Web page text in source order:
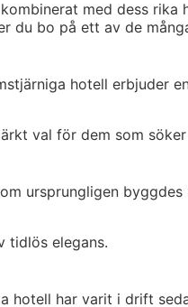
med dess
du bo på ett av de
hotell erbjuder
val för dem som
ursprungligen
tidlös elegans.
har varit i drift